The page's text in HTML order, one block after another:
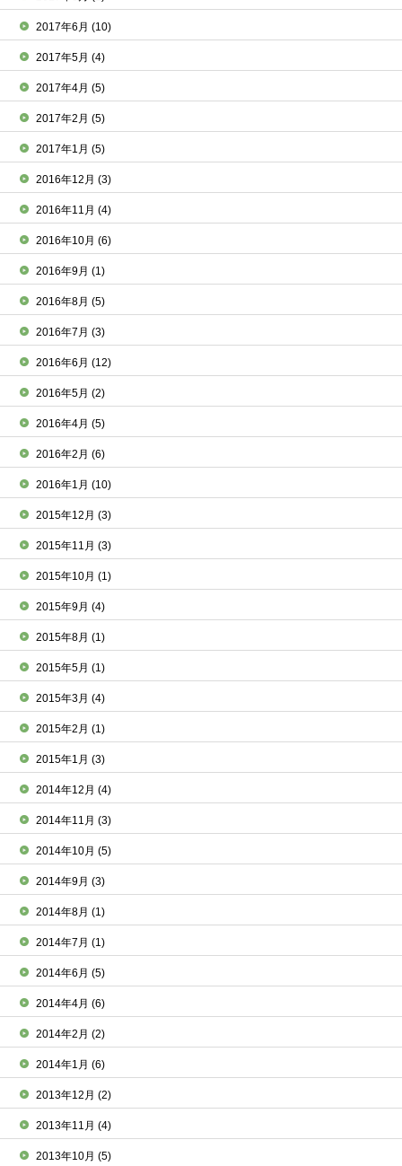
2017年6月(10)
2017年5月(4)
2017年4月(5)
2017年2月(5)
2017年1月(5)
2016年12月(3)
2016年11月(4)
2016年10月(6)
2016年9月(1)
2016年8月(5)
2016年7月(3)
2016年6月(12)
2016年5月(2)
2016年4月(5)
2016年2月(6)
2016年1月(10)
2015年12月(3)
2015年11月(3)
2015年10月(1)
2015年9月(4)
2015年8月(1)
2015年5月(1)
2015年3月(4)
2015年2月(1)
2015年1月(3)
2014年12月(4)
2014年11月(3)
2014年10月(5)
2014年9月(3)
2014年8月(1)
2014年7月(1)
2014年6月(5)
2014年4月(6)
2014年2月(2)
2014年1月(6)
2013年12月(2)
2013年11月(4)
2013年10月(5)